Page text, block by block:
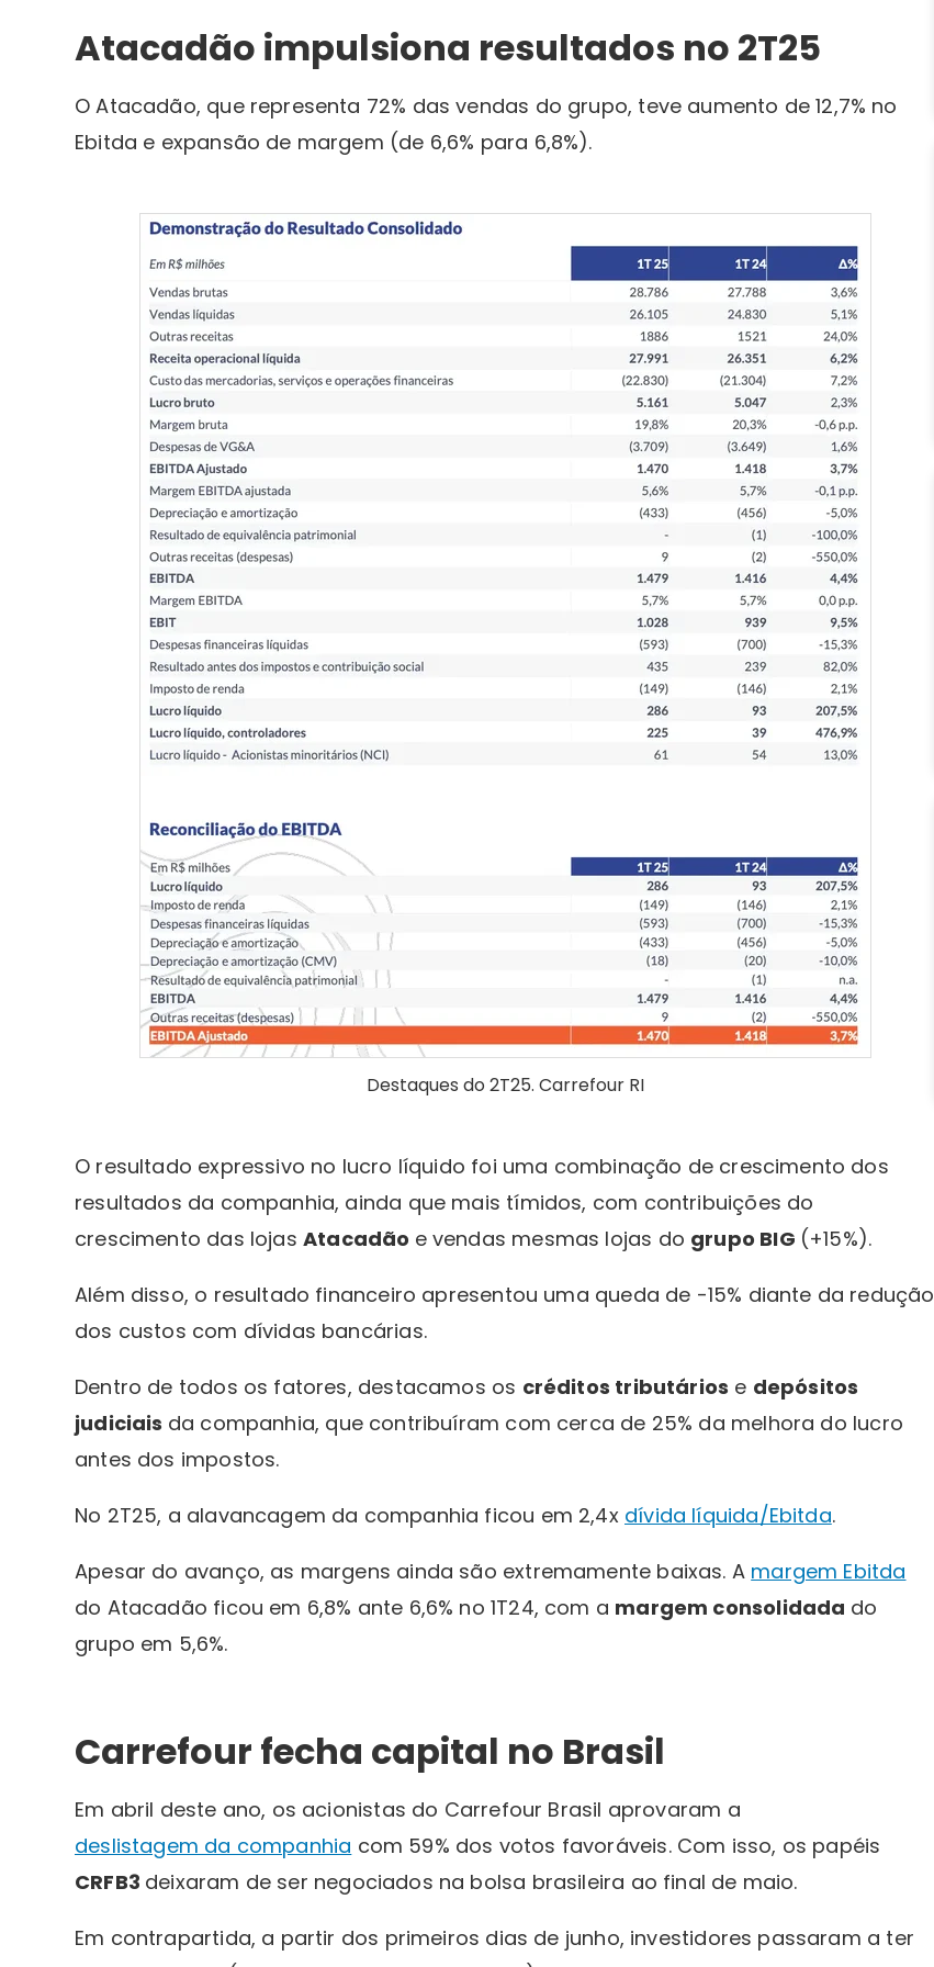
Atacadão impulsiona resultados no 2T25
O Atacadão, que representa 72% das vendas do grupo, teve aumento de 12,7% no
Ebitda e expansão de margem (de 6,6% para 6,8%).
Destaques do 2T25. Carrefour RI
O resultado expressivo no lucro líquido foi uma combinação de crescimento dos
resultados da companhia, ainda que mais tímidos, com contribuições do
crescimento das lojas Atacadão e vendas mesmas lojas do grupo BIG (+15%).
Além disso, o resultado financeiro apresentou uma queda de -15% diante da redução
dos custos com dívidas bancárias.
Dentro de todos os fatores, destacamos os créditos tributários e depósitos
judiciais da companhia, que contribuíram com cerca de 25% da melhora do lucro
antes dos impostos.
No 2T25, a alavancagem da companhia ficou em 2,4x dívida líquida/Ebitda.
Apesar do avanço, as margens ainda são extremamente baixas. A margem Ebitda
do Atacadão ficou em 6,8% ante 6,6% no 1T24, com a margem consolidada do
grupo em 5,6%.
Carrefour fecha capital no Brasil
Em abril deste ano, os acionistas do Carrefour Brasil aprovaram a
deslistagem da companhia com 59% dos votos favoráveis. Com isso, os papéis
CRFB3 deixaram de ser negociados na bolsa brasileira ao final de maio.
Em contrapartida, a partir dos primeiros dias de junho, investidores passaram a ter